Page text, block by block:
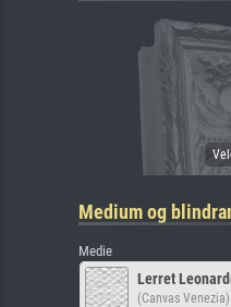
Medium og
Medie
Lerret
(Canvas Venezia)